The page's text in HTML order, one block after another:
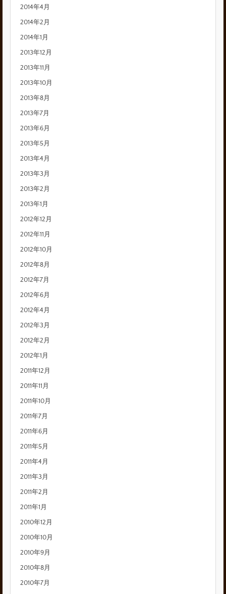
2014年4月
2014年2月
2014年1月
2013年12月
2013年11月
2013年10月
2013年8月
2013年7月
2013年6月
2013年5月
2013年4月
2013年3月
2013年2月
2013年1月
2012年12月
2012年11月
2012年10月
2012年8月
2012年7月
2012年6月
2012年4月
2012年3月
2012年2月
2012年1月
2011年12月
2011年11月
2011年10月
2011年7月
2011年6月
2011年5月
2011年4月
2011年3月
2011年2月
2011年1月
2010年12月
2010年10月
2010年9月
2010年8月
2010年7月